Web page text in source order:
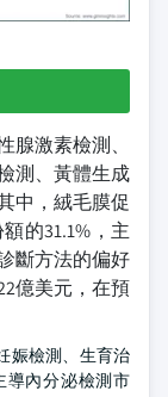
激素檢測、
測、黃體生成
中，絨毛膜促
的31.1%，主
斷方法的偏好
億美元，在預
娠檢測、生育治
導內分泌檢測市